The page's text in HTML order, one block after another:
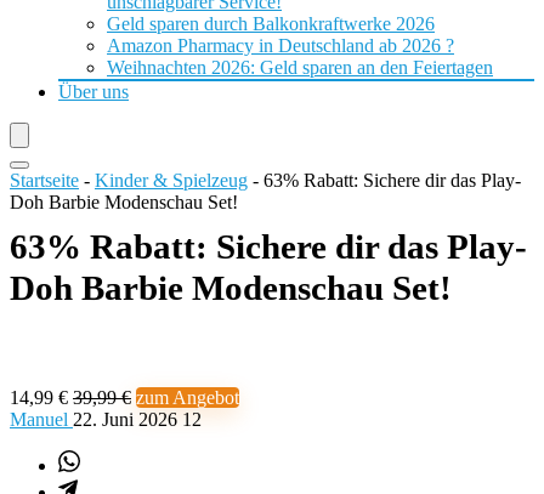
Geld sparen durch Balkonkraftwerke 2026
Amazon Pharmacy in Deutschland ab 2026 ?
Weihnachten 2026: Geld sparen an den Feiertagen
Über uns
Startseite - Kinder & Spielzeug - 63% Rabatt: Sichere dir das Play-
Doh Barbie Modenschau Set!
63% Rabatt: Sichere dir das Play-
Doh Barbie Modenschau Set!
14,99 € 39,99 € zum Angebot
Manuel 22. Juni 2026 12